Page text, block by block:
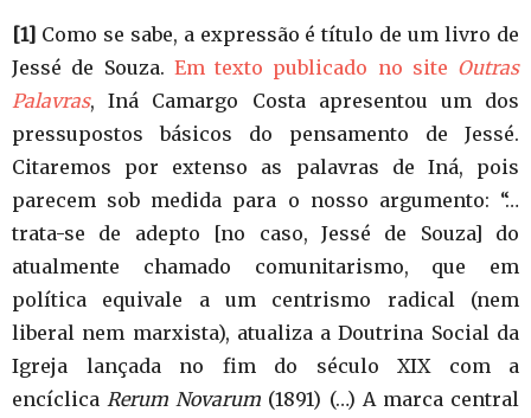
[1] Como se sabe, a expressão é título de um livro de
Jessé de Souza. Em texto publicado no site Outras
Palavras, Iná Camargo Costa apresentou um dos
pressupostos básicos do pensamento de Jessé.
Citaremos por extenso as palavras de Iná, pois
parecem sob medida para o nosso argumento: “…
trata-se de adepto [no caso, Jessé de Souza] do
atualmente chamado comunitarismo, que em
política equivale a um centrismo radical (nem
liberal nem marxista), atualiza a Doutrina Social da
Igreja lançada no fim do século XIX com a
encíclica Rerum Novarum (1891) (…) A marca central